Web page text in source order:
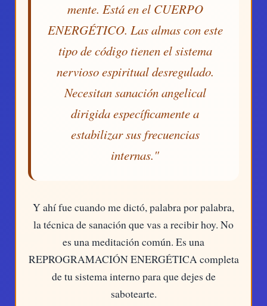
mente. Está en el CUERPO
ENERGÉTICO. Las almas con este
tipo de código tienen el sistema
nervioso espiritual desregulado.
Necesitan sanación angelical
dirigida específicamente a
estabilizar sus frecuencias
internas."
Y ahí fue cuando me dictó, palabra por palabra,
la técnica de sanación que vas a recibir hoy. No
es una meditación común. Es una
REPROGRAMACIÓN ENERGÉTICA completa
de tu sistema interno para que dejes de
sabotearte.